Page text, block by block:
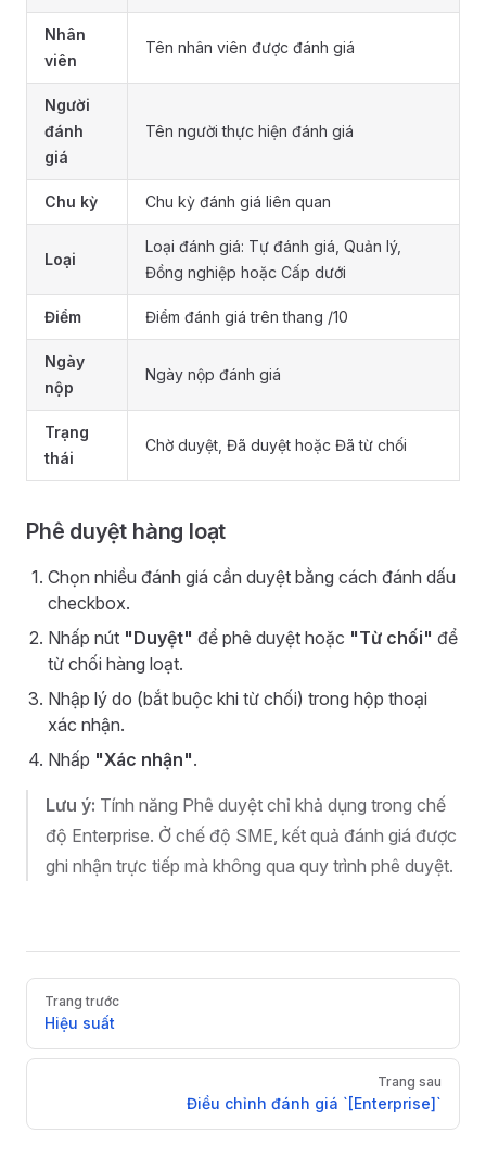
Nhân
viên
Tên nhân viên được đánh giá
Người
đánh
giá
Tên người thực hiện đánh giá
Chu kỳ Chu kỳ đánh giá liên quan
Loại
Loại đánh giá: Tự đánh giá, Quản lý,
Đồng nghiệp hoặc Cấp dưới
Điểm Điểm đánh giá trên thang /10
Ngày
nộp
Ngày nộp đánh giá
Trạng
thái
Chờ duyệt, Đã duyệt hoặc Đã từ chối
Phê duyệt hàng loạt
Chọn nhiều đánh giá cần duyệt bằng cách đánh dấu
checkbox.
Nhấp nút "Duyệt" để phê duyệt hoặc "Từ chối" để
từ chối hàng loạt.
Nhập lý do (bắt buộc khi từ chối) trong hộp thoại
xác nhận.
Nhấp "Xác nhận".
Lưu ý: Tính năng Phê duyệt chỉ khả dụng trong chế
độ Enterprise. Ở chế độ SME, kết quả đánh giá được
ghi nhận trực tiếp mà không qua quy trình phê duyệt.
Pager
Trang trước
Hiệu suất
Trang sau
Điều chỉnh đánh giá `[Enterprise]`